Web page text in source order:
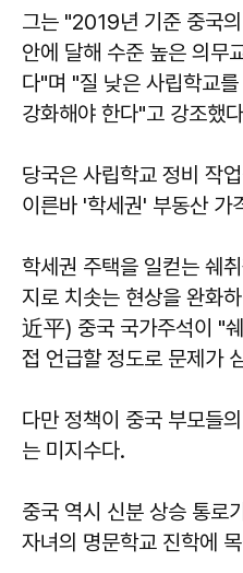
그는 "2019년 기준 중국
안에 달해 수준 높은 의무
다"며 "질 낮은 사립학교
강화해야 한다"고 강조했
당국은 사립학교 정비 작
이른바 '학세권' 부동산 가
학세권 주택을 일컫는 쉐
지로 치솟는 현상을 완화
近平) 중국 국가주석이 "
접 언급할 정도로 문제가
다만 정책이 중국 부모들
는 미지수다.
중국 역시 신분 상승 통로
자녀의 명문학교 진학에